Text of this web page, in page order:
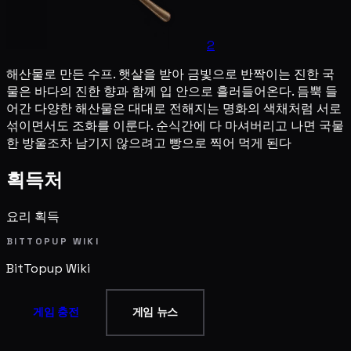
2
해산물로 만든 수프. 햇살을 받아 금빛으로 반짝이는 진한 국
물은 바다의 진한 향과 함께 입 안으로 흘러들어온다. 듬뿍 들
어간 다양한 해산물은 대대로 전해지는 명화의 색채처럼 서로
섞이면서도 조화를 이룬다. 순식간에 다 마셔버리고 나면 국물
한 방울조차 남기지 않으려고 빵으로 찍어 먹게 된다
획득처
요리 획득
BITTOPUP WIKI
BitTopup Wiki
게임 충전 게임 뉴스